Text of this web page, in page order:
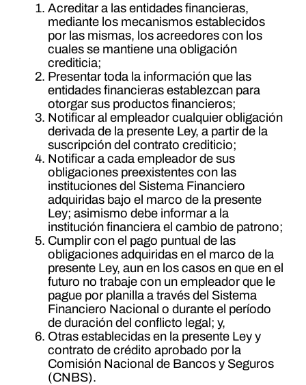
Acreditar a las entidades financieras,
mediante los mecanismos establecidos
por las mismas, los acreedores con los
cuales se mantiene una obligación
crediticia;
Presentar toda la información que las
entidades financieras establezcan para
otorgar sus productos financieros;
Notificar al empleador cualquier obligación
derivada de la presente Ley, a partir de la
suscripción del contrato crediticio;
Notificar a cada empleador de sus
obligaciones preexistentes con las
instituciones del Sistema Financiero
adquiridas bajo el marco de la presente
Ley; asimismo debe informar a la
institución financiera el cambio de patrono;
Cumplir con el pago puntual de las
obligaciones adquiridas en el marco de la
presente Ley, aun en los casos en que en el
futuro no trabaje con un empleador que le
pague por planilla a través del Sistema
Financiero Nacional o durante el período
de duración del conflicto legal; y,
Otras establecidas en la presente Ley y
contrato de crédito aprobado por la
Comisión Nacional de Bancos y Seguros
(CNBS).